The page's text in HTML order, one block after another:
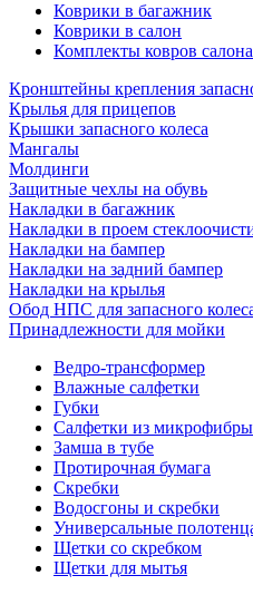
Коврики в багажник
Коврики в салон
Комплекты ковров
Кронштейны крепления
Крылья для прицепов
Крышки запасного колеса
Мангалы
Молдинги
Защитные чехлы на обувь
Накладки в багажник
Накладки в проем
Накладки на бампер
Накладки на задний бампер
Накладки на крылья
Обод НПС для запасного
Принадлежности для мойки
Ведро-трансформер
Влажные салфетки
Губки
Салфетки из микрофибры
Замша в тубе
Протирочная бумага
Скребки
Водосгоны и скребки
Универсальные
Щетки со скребком
Щетки для мытья